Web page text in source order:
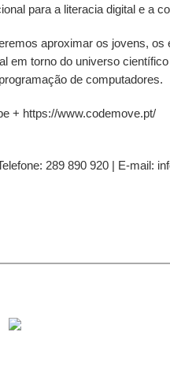
para a literacia digital e a
aproximar os jovens, os
em torno do universo
de computadores.
+ https://www.codemove.pt/
289 890 920 | E-mail: